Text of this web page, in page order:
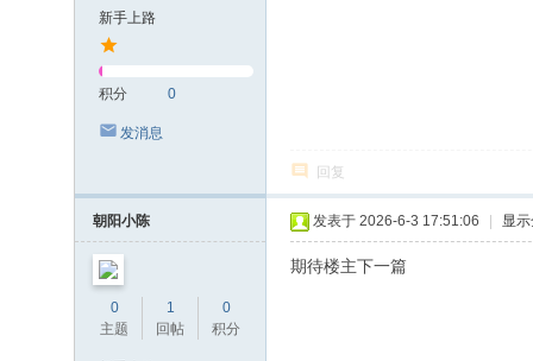
新手上路
积分 0
发消息
回复
朝阳小陈
0
主题
1
回帖
0
积分
发表于 2026-6-3 17:51:06 显
期待楼主下一篇